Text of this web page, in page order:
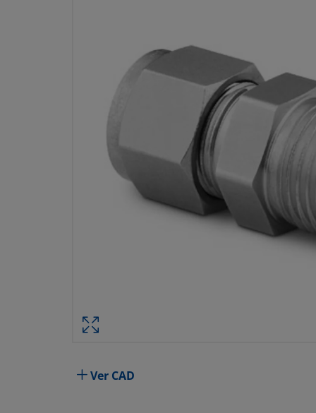
CONECTOR MACHO
AL CARBONO, 3/8 PULG. OD
Material del Cuerpo
Ver CAD